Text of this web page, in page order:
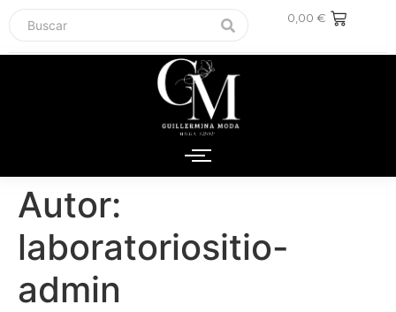
0,00 €
Autor:
laboratoriositio-
admin